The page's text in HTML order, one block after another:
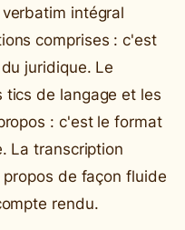
intégral
comprises : c'est
juridique. Le
tics de langage et les
: c'est le format
La transcription
de façon fluide
rendu.